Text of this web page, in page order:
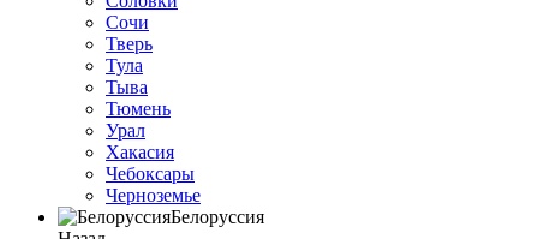
Сочи
Тверь
Тула
Тыва
Тюмень
Урал
Хакасия
Чебоксары
Черноземье
Белоруссия